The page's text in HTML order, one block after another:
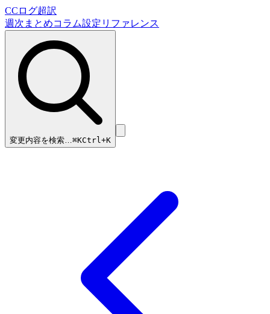
CCログ超訳
週次まとめコラム設定リファレンス
変更内容を検索…⌘KCtrl+K